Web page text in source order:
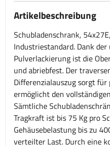
Artikelbeschreibung
Schubladenschrank,
Industriestandard. Dank
Pulverlackierung ist die
und abriebfest. Der
Differenzialauszug sorgt
ermöglicht den
Sämtliche
Tragkraft ist bis 75 Kg pro
Gehäusebelastung bis zu
verteilter Last. Durch eine